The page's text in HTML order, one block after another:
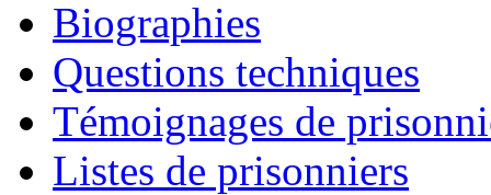
Biographies
Questions techniques
Témoignages de
Listes de prisonniers